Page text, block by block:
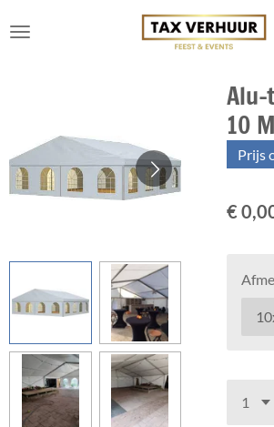
direct
Alu-
10
Prijs
€